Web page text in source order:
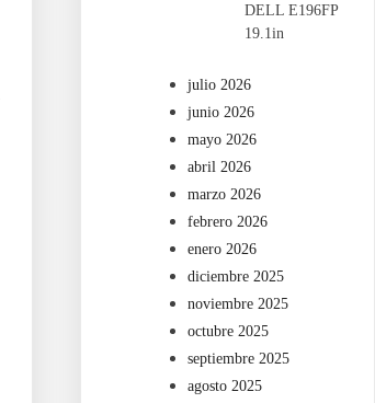
DELL E196FP
19.1in
julio 2026
junio 2026
mayo 2026
abril 2026
marzo 2026
febrero 2026
enero 2026
diciembre 2025
noviembre 2025
octubre 2025
septiembre 2025
agosto 2025